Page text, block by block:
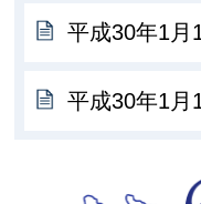
平成30年1月
平成30年1月